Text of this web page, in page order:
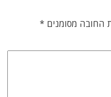
החובה מסומנים *